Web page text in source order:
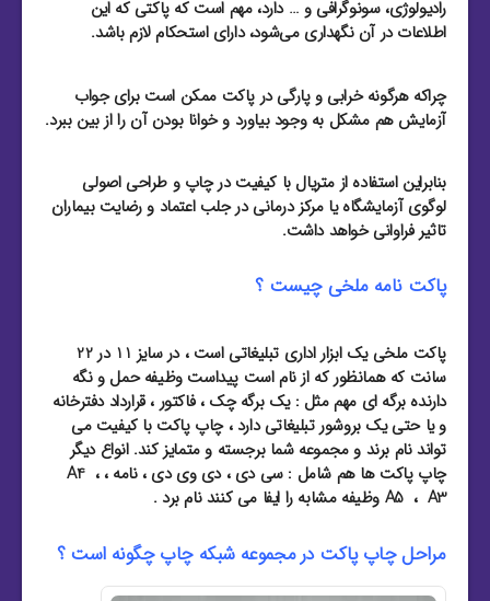
رادیولوژی، سونوگرافی و … دارد، مهم است که پاکتی که این
اطلاعات در آن نگهداری می‌شود، دارای استحکام لازم باشد.
چراکه هرگونه خرابی و پارگی در پاکت ممکن است برای جواب
آزمایش هم مشکل به وجود بیاورد و خوانا بودن آن را از بین ببرد.
بنابراین استفاده از متریال با کیفیت در چاپ و طراحی اصولی
لوگوی آزمایشگاه یا مرکز درمانی در جلب اعتماد و رضایت بیماران
تاثیر فراوانی خواهد داشت.
پاکت نامه ملخی چیست ؟
پاکت ملخی یک ابزار اداری تبلیغاتی است ، در سایز 11 در 22
سانت که همانظور که از نام است پیداست وظیفه حمل و نگه
دارنده برگه ای مهم مثل : یک برگه چک ، فاکتور ، قرارداد دفترخانه
و یا حتی یک بروشور تبلیغاتی دارد ، چاپ پاکت با کیفیت می
تواند نام برند و مجموعه شما برجسته و متمایز کند. انواع دیگر
چاپ پاکت ها هم شامل : سی دی ، دی وی دی ، نامه ، A4 ،
A5 ، A3 وظیفه مشابه را ایفا می کنند نام برد .
مراحل چاپ پاکت در مجموعه شبکه چاپ چگونه است ؟